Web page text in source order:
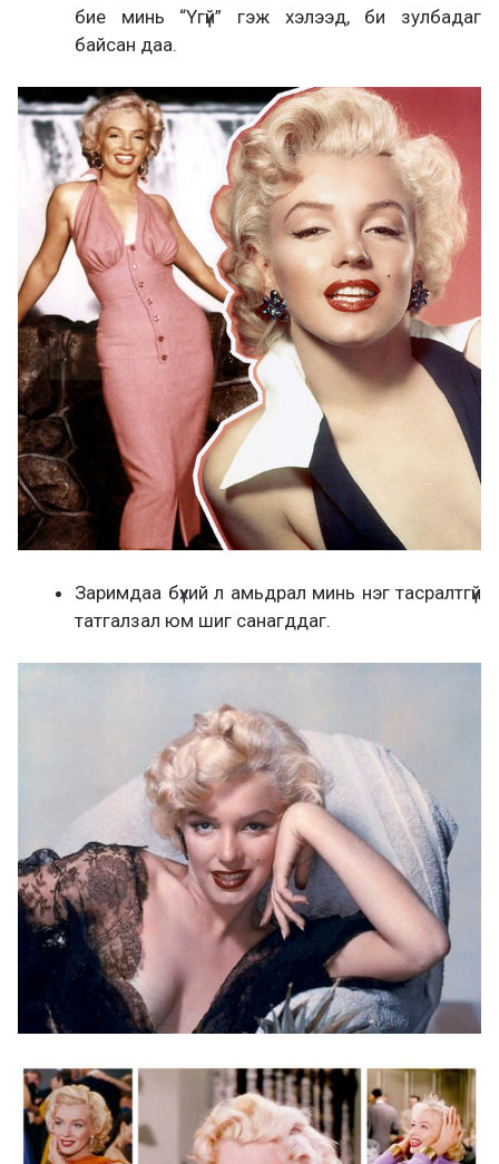
бие минь “Үгүй” гэж хэлээд, би зулбадаг
байсан даа.
Заримдаа бүхий л амьдрал минь нэг тасралтгүй
татгалзал юм шиг санагддаг.